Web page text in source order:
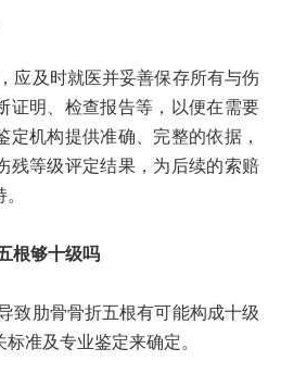
及时就医并妥善保存所有与伤
证明、检查报告等，以便在需要
定机构提供准确、完整的依据，
残等级评定结果，为后续的索赔
根够十级吗
肋骨骨折五根有可能构成十级
准及专业鉴定来确定。